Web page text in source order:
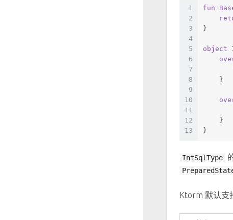
1
2
3
4
5
6
7
8
9
10
11
12
13
fun
}
object
    }
    }
}
IntSqlType
Ktorm 默认支